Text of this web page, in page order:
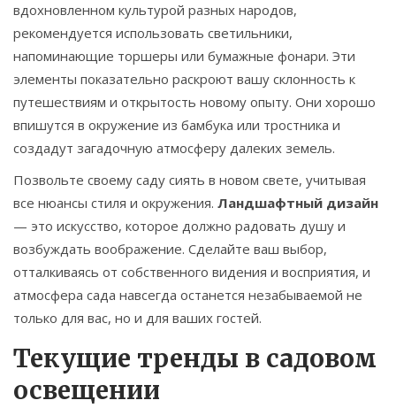
вдохновленном культурой разных народов,
рекомендуется использовать светильники,
напоминающие торшеры или бумажные фонари. Эти
элементы показательно раскроют вашу склонность к
путешествиям и открытость новому опыту. Они хорошо
впишутся в окружение из бамбука или тростника и
создадут загадочную атмосферу далеких земель.
Позвольте своему саду сиять в новом свете, учитывая
все нюансы стиля и окружения. Ландшафтный дизайн
— это искусство, которое должно радовать душу и
возбуждать воображение. Сделайте ваш выбор,
отталкиваясь от собственного видения и восприятия, и
атмосфера сада навсегда останется незабываемой не
только для вас, но и для ваших гостей.
Текущие тренды в садовом
освещении